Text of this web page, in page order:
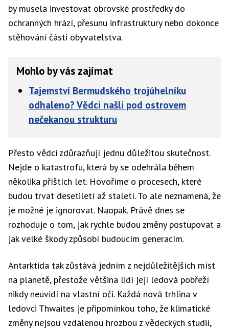
by musela investovat obrovské prostředky do
ochranných hrází, přesunu infrastruktury nebo dokonce
stěhování části obyvatelstva.
Mohlo by vás zajímat
Tajemství Bermudského trojúhelníku
odhaleno? Vědci našli pod ostrovem
nečekanou strukturu
Přesto vědci zdůrazňují jednu důležitou skutečnost.
Nejde o katastrofu, která by se odehrála během
několika příštích let. Hovoříme o procesech, které
budou trvat desetiletí až staletí. To ale neznamená, že
je možné je ignorovat. Naopak. Právě dnes se
rozhoduje o tom, jak rychle budou změny postupovat a
jak velké škody způsobí budoucím generacím.
Antarktida tak zůstává jedním z nejdůležitějších míst
na planetě, přestože většina lidí její ledová pobřeží
nikdy neuvidí na vlastní oči. Každá nová trhlina v
ledovci Thwaites je připomínkou toho, že klimatické
změny nejsou vzdálenou hrozbou z vědeckých studií,